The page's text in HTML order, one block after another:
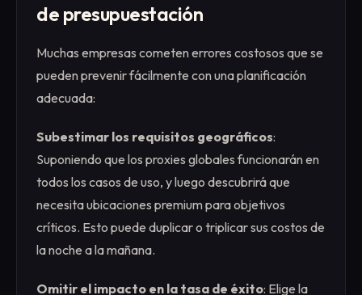
de presupuestación
Muchas empresas cometen errores costosos que se
pueden prevenir fácilmente con una planificación
adecuada:
Subestimar los requisitos geográficos:
Suponiendo que los proxies globales funcionarán en
todos los casos de uso, y luego descubrirá que
necesita ubicaciones premium para objetivos
críticos. Esto puede duplicar o triplicar sus costos de
la noche a la mañana.
Omitir el impacto en la tasa de éxito: Elige la